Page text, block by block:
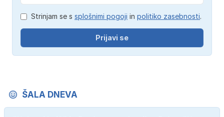
Strinjam se s splošnimi pogoji in politiko zasebnosti.
Prijavi se
ŠALA DNEVA